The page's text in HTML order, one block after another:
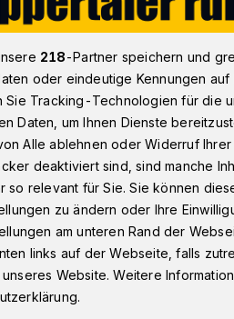
der Woche: Das Ja-Wort gab’s
bei
218-Partner speichern und
oder eindeutige Kennungen auf
Sie Tracking-Technologien für die
Daten, um Ihnen Dienste
Alle ablehnen oder Widerruf
deaktiviert sind, sind manche
so relevant für Sie. Sie können
zu ändern oder Ihre
am unteren Rand der
links auf der Webseite, falls
Website. Weitere